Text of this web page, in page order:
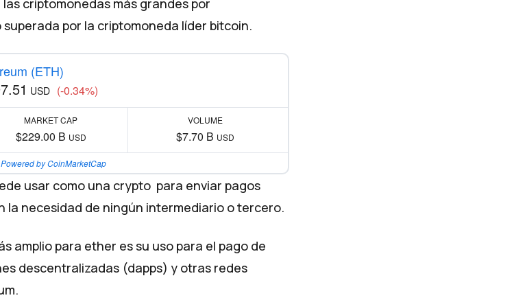
las criptomonedas más grandes por
por la criptomoneda líder bitcoin.
(ETH)
USD (-0.34%)
MARKET CAP
$229.00 B USD
VOLUME
$7.70 B USD
Powered by CoinMarketCap
usar como una crypto para enviar pagos
la necesidad de ningún intermediario o tercero.
amplio para ether es su uso para el pago de
descentralizadas (dapps) y otras redes